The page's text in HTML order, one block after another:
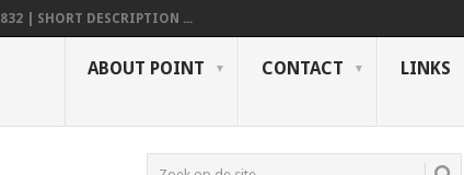
832 | SHORT DESCRIPTION ...
ABOUT POINT CONTACT LINKS